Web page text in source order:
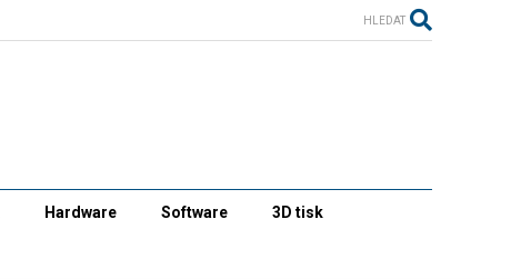
HLEDAT
Hardware Software 3D tisk